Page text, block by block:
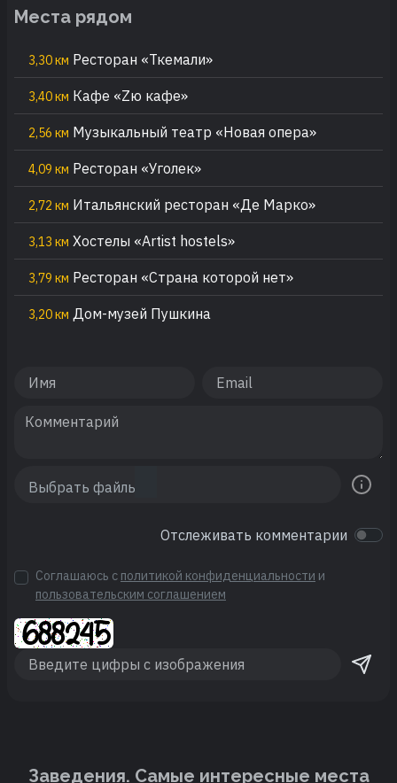
Места рядом
3,30 км Ресторан «Ткемали»
3,40 км Кафе «Zю кафе»
2,56 км Музыкальный театр «Новая опера»
4,09 км Ресторан «Уголек»
2,72 км Итальянский ресторан «Де Марко»
3,13 км Хостелы «Artist hostels»
3,79 км Ресторан «Страна которой нет»
3,20 км Дом-музей Пушкина
Отслеживать комментарии
Соглашаюсь с политикой конфиденциальности и
пользовательским соглашением
Заведения. Cамые интересные места